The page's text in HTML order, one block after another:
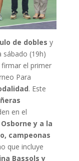
de dobles y
sábado (19h)
firmar el primer
Para
. Este
en el
Osborne y a la
campeonas
que incluye
Bassols y